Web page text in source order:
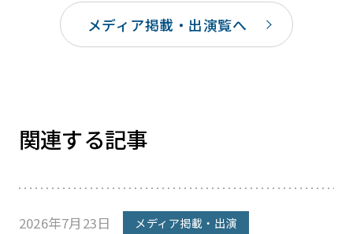
メディア掲載・出演覧へ
関連する記事
2026年7月23日 メディア掲載・出演